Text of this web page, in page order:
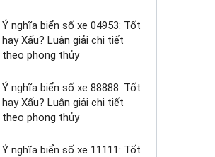
Ý nghĩa biển số xe 04953: Tốt
hay Xấu? Luận giải chi tiết
theo phong thủy
Ý nghĩa biển số xe 88888: Tốt
hay Xấu? Luận giải chi tiết
theo phong thủy
Ý nghĩa biển số xe 11111: Tốt